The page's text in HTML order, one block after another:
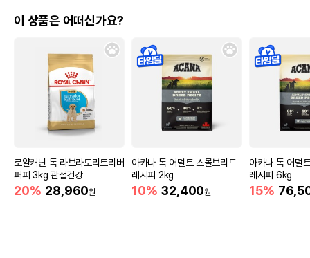
이후인 상품이 출고됩니다.
단, 상품명에 유통기한 명시된 경우, 해당
유통기한을 따릅니다.
이 상품은 어떠신가요?
로얄캐닌 독 라브라도리트리버
퍼피 3kg 관절건강
20% 28,960원
아카나 독 어덜트 스몰브리드
레시피 2kg
10% 32,400원
아카나 독 어덜
레시피 6kg
15%